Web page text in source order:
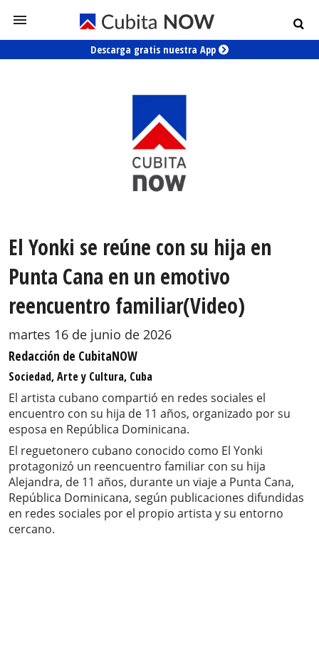
Descarga gratis nuestra App
El Yonki se reúne con su hija en
Punta Cana en un emotivo
reencuentro familiar(Video)
martes 16 de junio de 2026
Redacción de CubitaNOW
Sociedad, Arte y Cultura, Cuba
El artista cubano compartió en redes sociales el
encuentro con su hija de 11 años, organizado por su
esposa en República Dominicana.
El reguetonero cubano conocido como El Yonki
protagonizó un reencuentro familiar con su hija
Alejandra, de 11 años, durante un viaje a Punta Cana,
República Dominicana, según publicaciones difundidas
en redes sociales por el propio artista y su entorno
cercano.